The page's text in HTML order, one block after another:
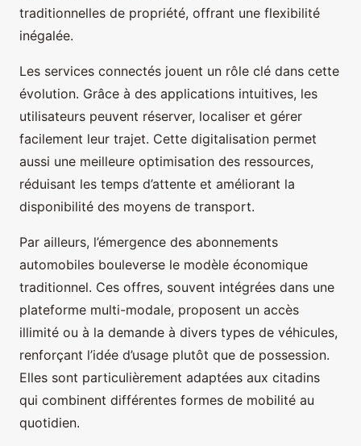
traditionnelles de propriété, offrant une flexibilité
inégalée.
Les services connectés jouent un rôle clé dans cette
évolution. Grâce à des applications intuitives, les
utilisateurs peuvent réserver, localiser et gérer
facilement leur trajet. Cette digitalisation permet
aussi une meilleure optimisation des ressources,
réduisant les temps d’attente et améliorant la
disponibilité des moyens de transport.
Par ailleurs, l’émergence des abonnements
automobiles bouleverse le modèle économique
traditionnel. Ces offres, souvent intégrées dans une
plateforme multi-modale, proposent un accès
illimité ou à la demande à divers types de véhicules,
renforçant l’idée d’usage plutôt que de possession.
Elles sont particulièrement adaptées aux citadins
qui combinent différentes formes de mobilité au
quotidien.